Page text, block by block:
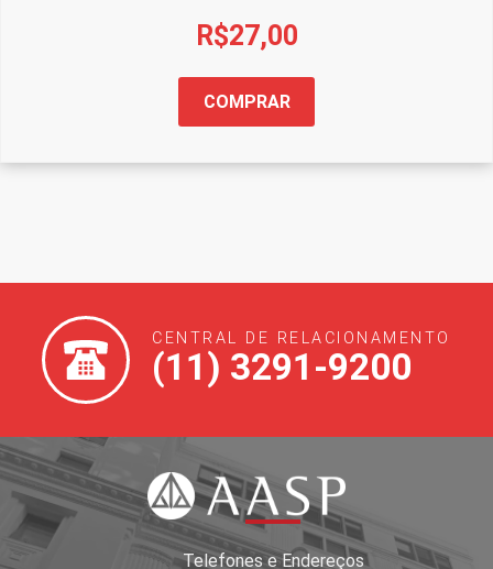
R$27,00
COMPRAR
CENTRAL DE RELACIONAMENTO
(11) 3291-9200
Telefones e Endereços